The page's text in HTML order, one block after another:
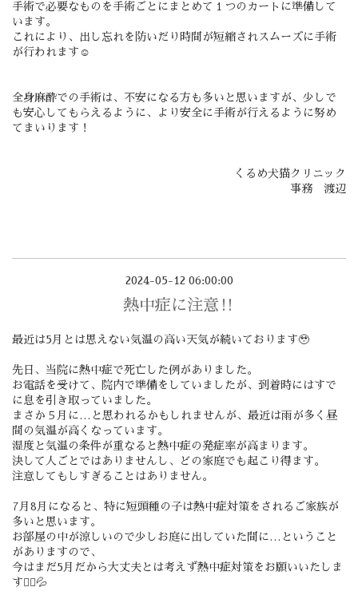
手術で必要なものを手術ごとにまとめて１つのカートに準備して
います。
これにより、出し忘れを防いだり時間が短縮されスムーズに手術
が行われます☺️
全身麻酔での手術は、不安になる方も多いと思いますが、少しで
も安心してもらえるように、より安全に手術が行えるように努め
てまいります！
くるめ犬猫クリニック
事務 渡辺
2024-05-12 06:00:00
熱中症に注意‼️
最近は5月とは思えない気温の高い天気が続いております🥹
先日、当院に熱中症で死亡した例がありました。
お電話を受けて、院内で準備をしていましたが、到着時にはすで
に息を引き取っていました。
まさか５月に…と思われるかもしれませんが、最近は雨が多く昼
間の気温が高くなっています。
湿度と気温の条件が重なると熱中症の発症率が高まります。
決して人ごとではありませんし、どの家庭でも起こり得ます。
注意してもしすぎることはありません。
7月8月になると、特に短頭種の子は熱中症対策をされるご家族が
多いと思います。
お部屋の中が涼しいので少しお庭に出していた間に…ということ
がありますので、
今はまだ5月だから大丈夫とは考えず熱中症対策をお願いいたしま
す🙇‍♀️💦